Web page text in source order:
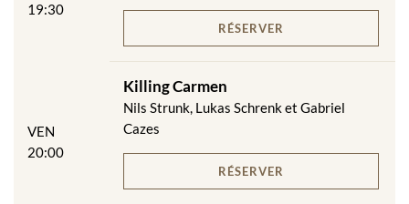
19:30
RÉSERVER
VEN
20:00
Killing Carmen
Nils Strunk, Lukas Schrenk et Gabriel
Cazes
RÉSERVER